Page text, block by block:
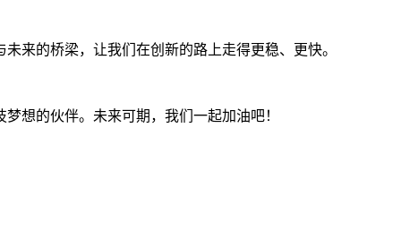
来的桥梁，让我们在创新的路上走得更稳、更快。
想的伙伴。未来可期，我们一起加油吧！